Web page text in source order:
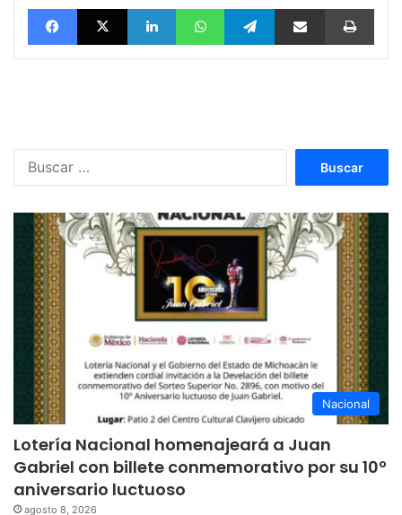
FacebookX LinkedInWhatsAppTelegramvía email
Nacional
Lotería Nacional homenajeará a Juan
Gabriel con billete conmemorativo por su 10º
aniversario luctuoso
agosto 8, 2026